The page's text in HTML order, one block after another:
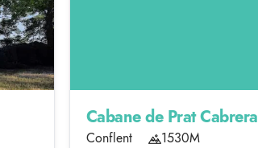
Cabane de Prat Cabrera
Conflent 1530M